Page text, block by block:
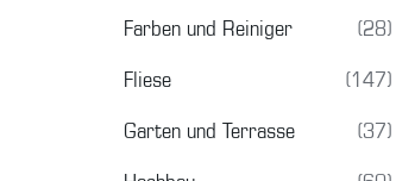
Farben und Reiniger (28)
Fliese (147)
Garten und Terrasse (37)